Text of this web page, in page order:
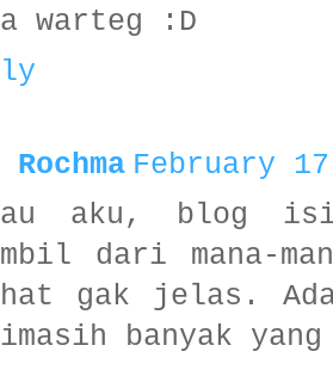
warteg :D
Rochma February
aku, blog
dari mana-
gak jelas.
banyak